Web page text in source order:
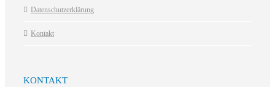
Datenschutzerklärung
Kontakt
KONTAKT